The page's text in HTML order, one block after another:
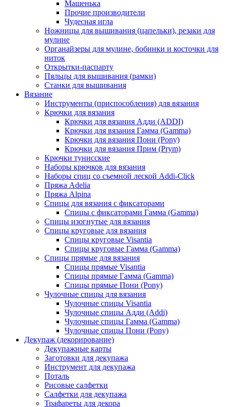
Машенька
Прочие производители
Чудесная игла
Ножницы для вышивания (цапельки), резаки для
мулине
Органайзеры для мулине, бобинки и косточки для
ниток
Открытки-паспарту
Пяльцы для вышивания (рамки)
Станки для вышивания
Вязание
Инструменты (приспособления) для вязания
Крючки для вязания
Крючки для вязания Адди (ADDI)
Крючки для вязания Гамма (Gamma)
Крючки для вязания Пони (Pony)
Крючки для вязания Прим (Prym)
Крючки тунисские
Наборы крючков для вязания
Наборы спиц со съемной леской Addi-Click
Пряжа Adelia
Пряжа Alpina
Спицы для вязания с фиксаторами
Спицы с фиксаторами Гамма (Gamma)
Спицы изогнутые для вязания
Спицы круговые для вязания
Спицы круговые Visantia
Спицы круговые Гамма (Gamma)
Спицы прямые для вязания
Спицы прямые Visantia
Спицы прямые Гамма (Gamma)
Спицы прямые Пони (Pony)
Чулочные спицы для вязания
Чулочные спицы Visantia
Чулочные спицы Адди (Addi)
Чулочные спицы Гамма (Gamma)
Чулочные спицы Пони (Pony)
Декупаж (декорирование)
Декупажные карты
Заготовки для декупажа
Инструмент для декупажа
Поталь
Рисовые салфетки
Салфетки для декупажа
Трафареты для декора